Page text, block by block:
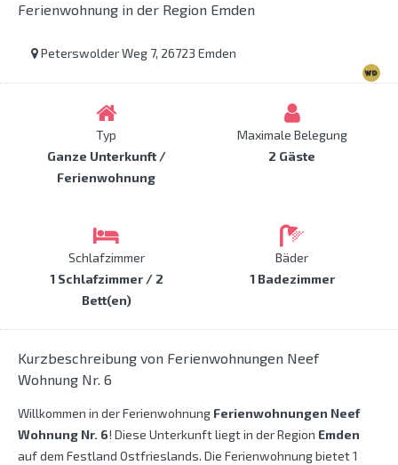
Ferienwohnung in der Region Emden
Peterswolder Weg 7, 26723 Emden
Typ
Ganze Unterkunft /
Ferienwohnung
Maximale Belegung
2 Gäste
Schlafzimmer
1 Schlafzimmer / 2
Bett(en)
Bäder
1 Badezimmer
Kurzbeschreibung von Ferienwohnungen Neef
Wohnung Nr. 6
Willkommen in der Ferienwohnung Ferienwohnungen Neef
Wohnung Nr. 6! Diese Unterkunft liegt in der Region Emden
auf dem Festland Ostfrieslands. Die Ferienwohnung bietet 1